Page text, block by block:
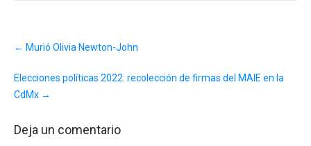
navigation
← Murió Olivia Newton-John
Elecciones políticas 2022: recolección de firmas del MAIE en la
CdMx →
Deja un comentario